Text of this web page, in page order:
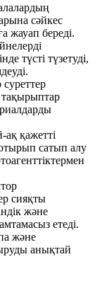
сәйкес
жауап береді.
түсті түзетуді,
қажетті
сатып алу
сияқты
және
етеді.
және
анықтай